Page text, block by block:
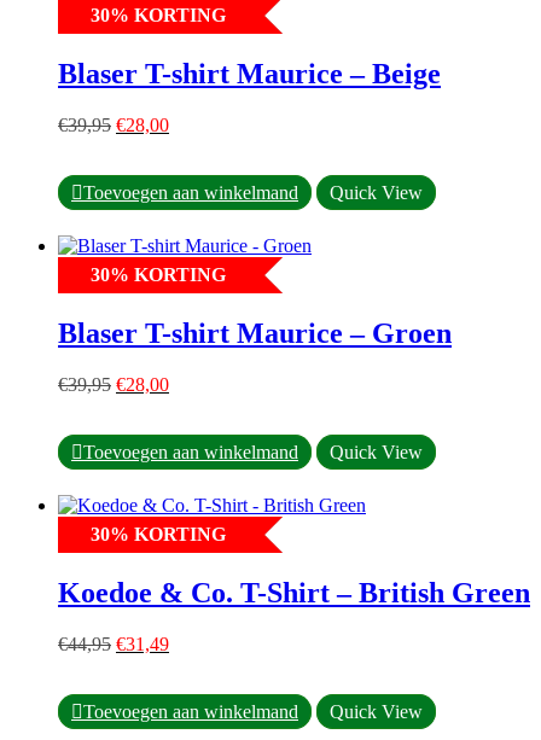
kan
productpagina
30% KORTING
Blaser T-shirt Maurice – Beige
€39,95 Oorspronkelijke
€39,95.
€28,00Huidige
€28,00.
Toevoegen aan winkelmand
Dit
product
kan
productpagina
Quick View
30% KORTING
Blaser T-shirt Maurice – Groen
€39,95 Oorspronkelijke
€39,95.
€28,00Huidige
€28,00.
Toevoegen aan winkelmand
Dit
product
meerdere
kan
productpagina
Quick View
30% KORTING
Koedoe & Co. T-Shirt – British Green
€44,95 Oorspronkelijke
€44,95.
€31,49Huidige
€31,49.
Toevoegen aan winkelmand
Dit
product
Quick View